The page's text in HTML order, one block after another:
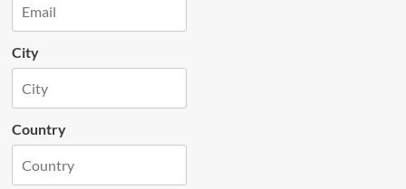
City
Country